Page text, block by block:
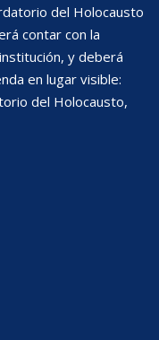
del Holocausto
contar con la
y deberá
en lugar visible:
del Holocausto,